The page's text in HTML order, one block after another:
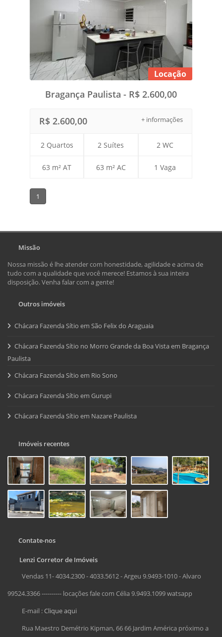
Locação
Bragança Paulista - R$ 2.600,00
+ informações
R$ 2.600,00
2 Quartos 2 Suítes 2 WC
63 m² AT 63 m² AC 1 Vaga
1
Missão
Nossa missão é lhe atender com honestidade, agilidade e acima de
tudo com a qualidade que você merece! Estamos à sua inteira
disposição. Venha falar com a gente!
Outros imóveis
Chácara Fazenda Sítio em São Felix do Araguaia
Chácara Fazenda Sítio no Morro Grande da Boa Vista em Bragança
Paulista
Chácara Fazenda Sítio em Rio Sono
Chácara Fazenda Sítio em Gurupi
Chácara Fazenda Sítio em Nazare Paulista
Imóveis recentes
Contate-nos
Lenzi Corretor de Imóveis
Vendas 11- 4034.2300 - 4033.5612 - Argeu 9.9493-1010 - Alvaro
99524.3366 ---------- locações fale com Célia 9.9493.1099 watsapp
E-mail :Clique aqui
Rua Maestro Demétrio Kipman, 66 66 Jardim América próximo a